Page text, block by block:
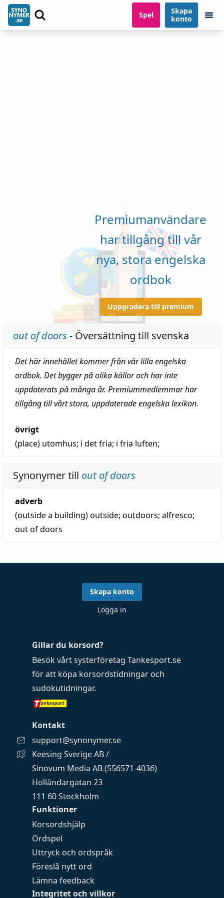
Spel
Skapa
konto
Premiumanvändare
har tillgång till vår
nya, stora engelska
ordbok
Uppgradera till premium
out of doors - Översättning till svenska
Det här innehållet kommer från vår lilla engelska
ordbok. Det bygger på olika källor och har inte
uppdaterats på många år. Premiummedlemmar har
tillgång till vårt stora, uppdaterade engelska lexikon.
övrigt
(place) utomhus; i det fria; i fria luften;
Synonymer till out of doors
adverb
(outside a building)outside; outdoors; alfresco;
out of doors
Funktioner
Korsordshjälp
Ordspel
Uttryck och ordspråk
Föreslå nytt ord
Lämna feedback
Integritet och villkor
Gillar du korsord?
Besök vårt systerföretag Tankesport.se
för att köpa korsordstidningar och
sudokutidningar.
Kontakt
support@synonymer.se
Keesing Sverige AB /
Sinovum Media AB (556571-4036)
Holländargatan 23
111 60 Stockholm
Skapa konto
Logga in